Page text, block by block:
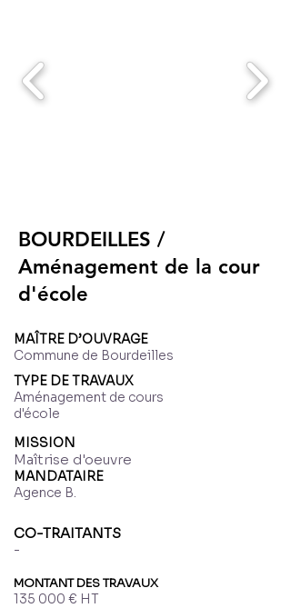
BOURDEILLES /
Aménagement de la cour
d'école
MAÎTRE D’OUVRAGE
Commune de Bourdeilles
TYPE DE TRAVAUX
Aménagement de cours
d'école
MISSION
Maîtrise d'oeuvre
MANDATAIRE
Agence B.
CO-TRAITANTS
-
MONTANT DES TRAVAUX
135 000 € HT